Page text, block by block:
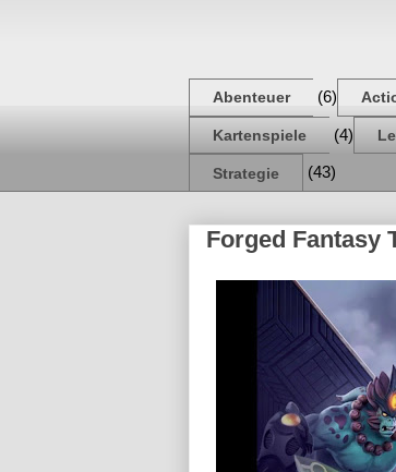
Abenteuer (6)
Kartenspiele (4)
Strategie (43)
Forged Fantasy